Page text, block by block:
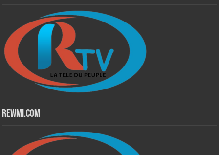
Rewmi.Com